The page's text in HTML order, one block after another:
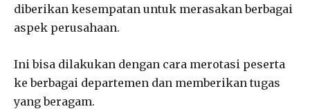
diberikan kesempatan untuk merasakan berbagai
aspek perusahaan.
Ini bisa dilakukan dengan cara merotasi peserta
ke berbagai departemen dan memberikan tugas
yang beragam.